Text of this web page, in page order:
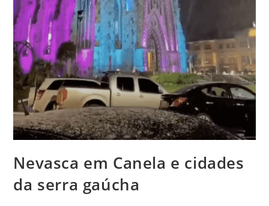
Nevasca em Canela e cidades
da serra gaúcha